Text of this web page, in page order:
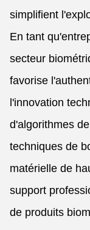
simplifient
En tant
secteur
favorise
l'innovation
d'algorithmes
techniques de
matérielle de
support
de produits